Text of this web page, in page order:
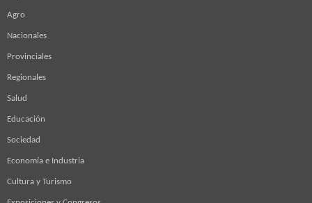
Agro
Nacionales
Provinciales
Regionales
Salud
Educación
Sociedad
Economía e Industria
Cultura y Turismo